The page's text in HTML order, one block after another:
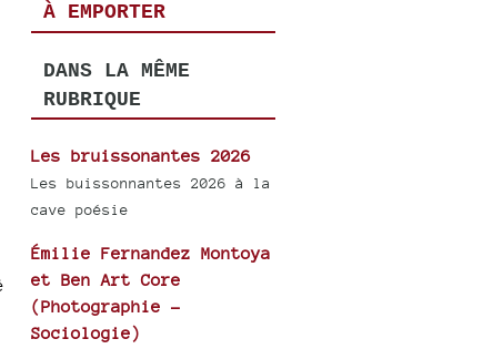
À EMPORTER
DANS LA MÊME
RUBRIQUE
Les bruissonantes 2026
Les buissonnantes 2026 à la
cave poésie
Émilie Fernandez Montoya
et Ben Art Core
(Photographie -
Sociologie)